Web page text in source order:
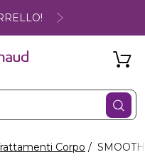
Corpo